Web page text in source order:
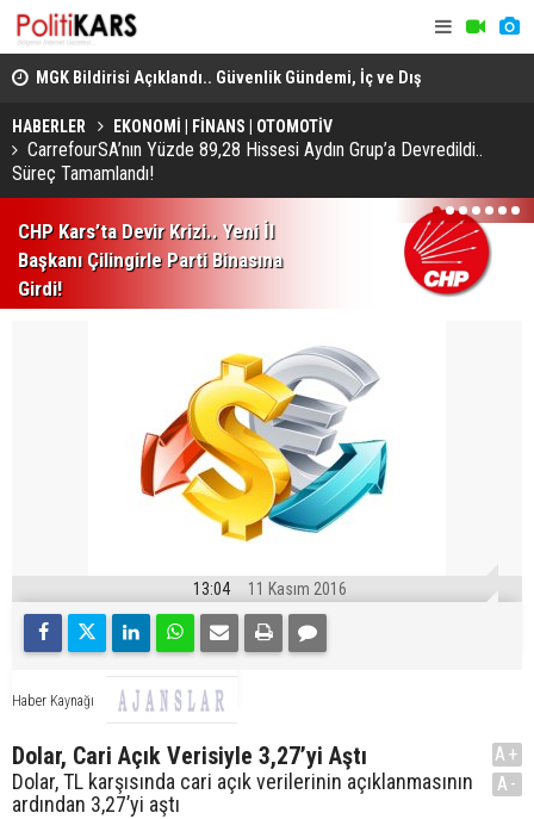
Politika Başlıkları Değerlendirildi!
Domuz Sanıp Ateş Etti, Babasının Ölümüne Neden Oldu
HABERLER EKONOMİ | FİNANS | OTOMOTİV
CarrefourSA’nın Yüzde 89,28 Hissesi Aydın Grup’a Devredildi..
Süreç Tamamlandı!
CHP Kars’ta Devir Krizi.. Yeni İl
Başkanı Çilingirle Parti Binasına
Girdi!
1 2 3 4 5 6 7
13:04 11 Kasım 2016
Haber Kaynağı
Dolar, Cari Açık Verisiyle 3,27’yi Aştı
Dolar, TL karşısında cari açık verilerinin açıklanmasının
ardından 3,27’yi aştı
A+
A-